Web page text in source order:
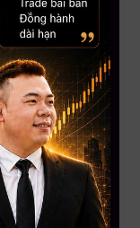
là ngưỡng then
BTC đã thủng
Nếu thủng
(đáy tháng 2).
chuyển, (2)
bán lần đầu từ
tiền rời crypto
4. Catalyst